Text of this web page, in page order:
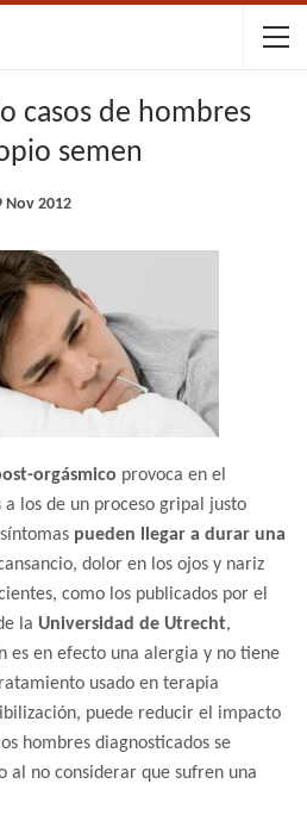
casos de hombres
semen
Nov 2012
orgásmico provoca en el
los de un proceso gripal justo
pueden llegar a durar una
dolor en los ojos y nariz
como los publicados por el
la Universidad de Utrecht,
es en efecto una alergia y no tiene
usado en terapia
puede reducir el impacto
hombres diagnosticados se
al no considerar que sufren una